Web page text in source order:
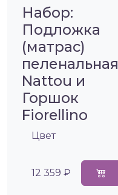
Набор:
Подложка
(матрас)
пеленальная
Nattou и
Горшок
Fiorellino
Цвет
12 359 ₽